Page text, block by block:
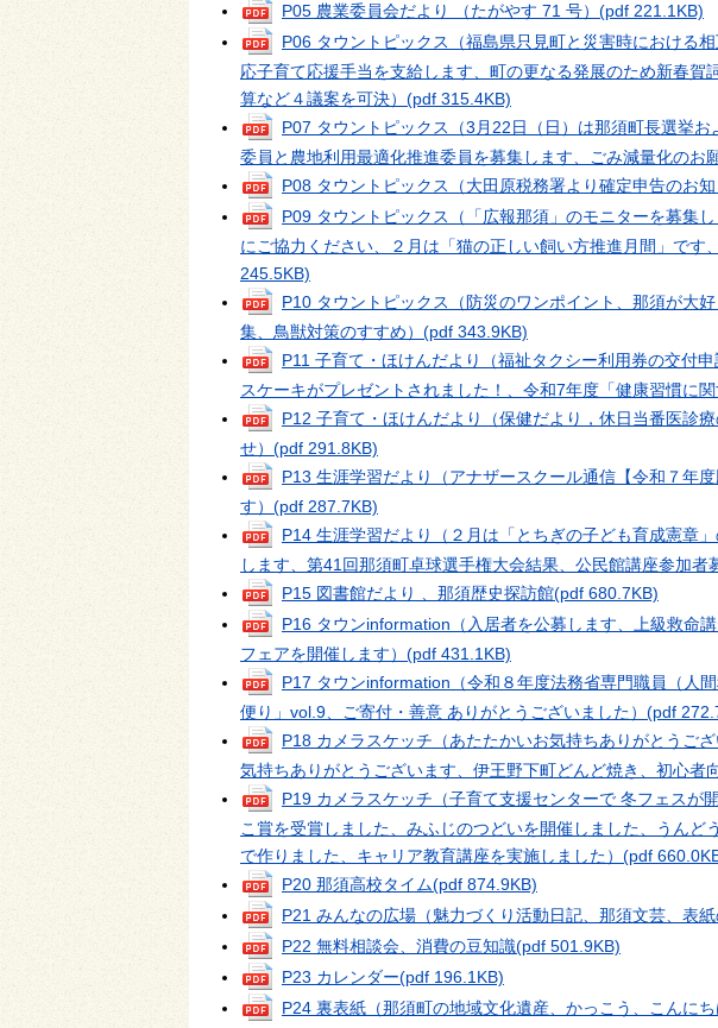
P05 農業委員会だより （たがやす 71 号） (pdf 221.1KB)
P06 タウントピックス（福島県只見町と災害時における
応子育て応援手当を支給します、町の更なる発展のため新春
算など４議案を可決） (pdf 315.4KB)
P07 タウントピックス（3月22日（日）は那須町長選挙
委員と農地利用最適化推進委員を募集します、ごみ減量化のお願
P08 タウントピックス（大田原税務署より確定申告のお知
P09 タウントピックス（「広報那須」のモニターを募集
にご協力ください、２月は「猫の正しい飼い方推進月間」です
245.5KB)
P10 タウントピックス（防災のワンポイント、那須が大
集、鳥獣対策のすすめ） (pdf 343.9KB)
P11 子育て・ほけんだより（福祉タクシー利用券の交付
スケーキがプレゼントされました！、令和7年度「健康習慣に関
P12 子育て・ほけんだより（保健だより，休日当番医診
せ） (pdf 291.8KB)
P13 生涯学習だより（アナザースクール通信【令和７年
す） (pdf 287.7KB)
P14 生涯学習だより（２月は「とちぎの子ども育成憲章
します、第41回那須町卓球選手権大会結果、公民館講座参加者
P15 図書館だより 、那須歴史探訪館(pdf 680.7KB)
P16 タウンinformation（入居者を公募します、上級救命
フェアを開催します） (pdf 431.1KB)
P17 タウンinformation（令和８年度法務省専門職員（人
便り」vol.9、ご寄付・善意 ありがとうございました） (pdf
P18 カメラスケッチ（あたたかいお気持ちありがとうご
気持ちありがとうございます、伊王野下町どんど焼き、初心者
P19 カメラスケッチ（子育て支援センターで 冬フェスが
こ賞を受賞しました、みふじのつどいを開催しました、うんど
で作りました、キャリア教育講座を実施しました） (pdf
P20 那須高校タイム(pdf 874.9KB)
P21 みんなの広場（魅力づくり活動日記、那須文芸、表紙
P22 無料相談会、消費の豆知識(pdf 501.9KB)
P23 カレンダー(pdf 196.1KB)
P24 裏表紙（那須町の地域文化遺産、かっこう、こんに